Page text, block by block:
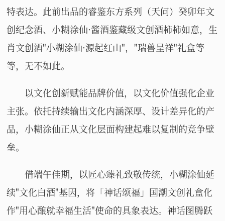
特表达。此前出品的睿鉴东方系列（天问）癸卯年文
创纪念酒、小糊涂仙·酱酒鉴藏级文创酒柿柿如意，生
肖文创酒"小糊涂仙·源起红山"，"瑞兽呈祥"礼盒等
等，无不如此。
以文化创新赋能品牌价值，以文化价值强化企业
主张。依托持续输出文化内涵深厚、设计差异化的产
品，小糊涂仙正从文化层面构建起难以复制的竞争壁
垒。
借端午佳期，以匠心臻礼致敬传统，小糊涂仙延
续"文化白酒"基因，将「神话颂福」国潮文创礼盒化
作"用心酿就幸福生活"使命的具象表达。神话图腾跃